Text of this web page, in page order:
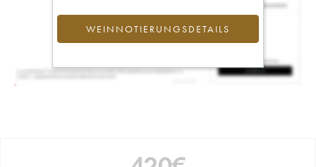
WEINNOTIERUNGSDETAILS